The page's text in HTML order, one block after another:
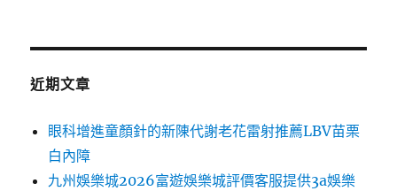
近期文章
眼科增進童顏針的新陳代謝老花雷射推薦LBV苗栗
白內障
九州娛樂城2026富遊娛樂城評價客服提供3a娛樂